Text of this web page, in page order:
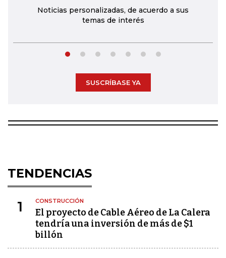
Noticias personalizadas, de acuerdo a sus
temas de interés
SUSCRÍBASE YA
TENDENCIAS
1 CONSTRUCCIÓN
El proyecto de Cable Aéreo de La Calera
tendría una inversión de más de $1
billón